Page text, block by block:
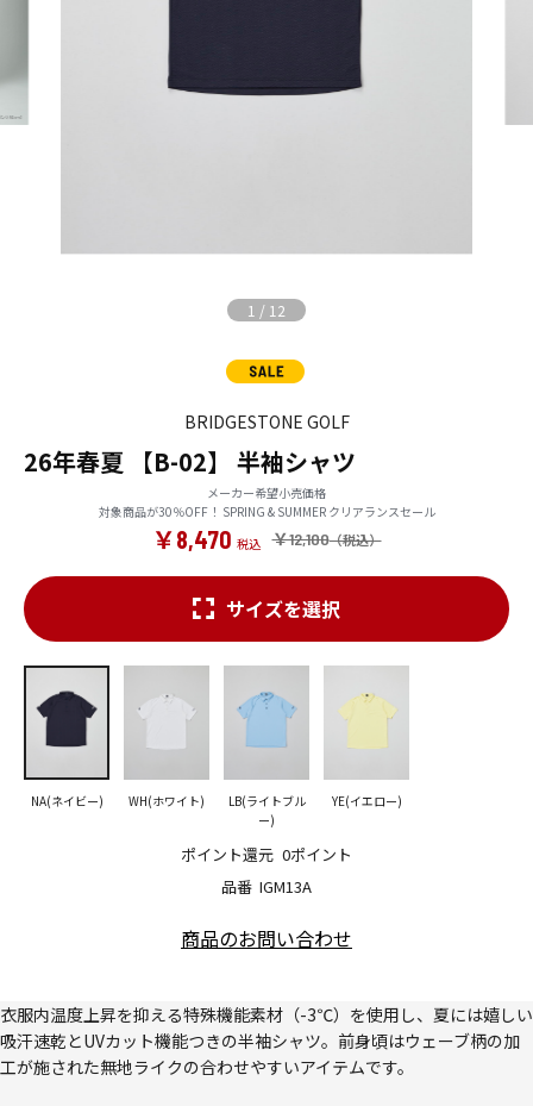
1 / 12
BRIDGESTONE GOLF
26年春夏 【B-02】 半袖シャツ
メーカー希望小売価格
対象商品が30％OFF！ SPRING & SUMMER クリアランスセール
￥12,100
￥8,470
品番 IGM13A
ポイント還元 0ポイント
サイズを選択
NA(ネイビー) WH(ホワイト)
LB(ライトブル
ー)
YE(イエロー)
商品のお問い合わせ
衣服内温度上昇を抑える特殊機能素材（-3℃）を使用し、夏には嬉しい
吸汗速乾とUVカット機能つきの半袖シャツ。前身頃はウェーブ柄の加
工が施された無地ライクの合わせやすいアイテムです。